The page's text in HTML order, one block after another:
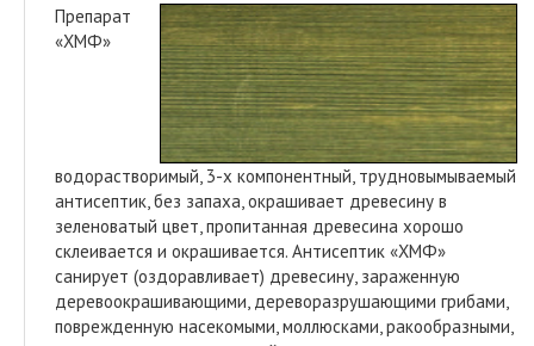
Препарат
«ХМФ»
водорастворимый, 3-х компонентный, трудновымываемый
антисептик, без запаха, окрашивает древесину в
зеленоватый цвет, пропитанная древесина хорошо
склеивается и окрашивается. Антисептик «ХМФ»
санирует (оздоравливает) древесину, зараженную
деревоокрашивающими, дереворазрушающими грибами,
поврежденную насекомыми, моллюсками, ракообразными,